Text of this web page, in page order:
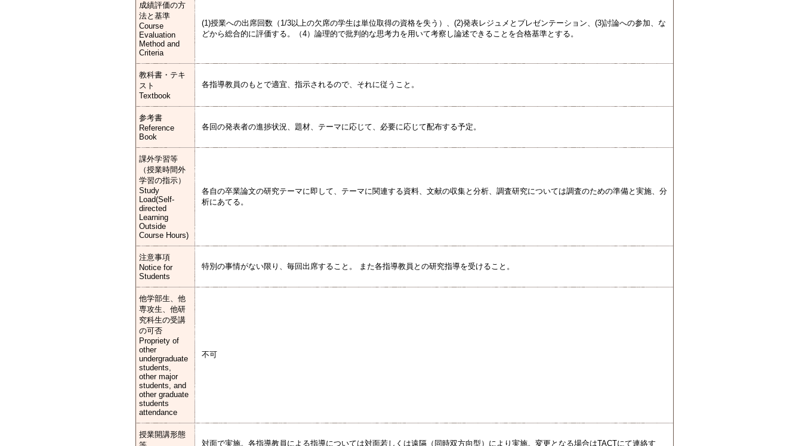
成績評価の方
法と基準
Course
Evaluation
Method and
Criteria
(1)授業への出席回数（1/3以上の欠席の学生は単位取得の資格を失う）、(2)発表レジュメとプレゼンテーション、(3)討論への参加、な
どから総合的に評価する。（4）論理的で批判的な思考力を用いて考察し論述できることを合格基準とする。
教科書・テキ
スト
Textbook
各指導教員のもとで適宜、指示されるので、それに従うこと。
参考書
Reference
Book
各回の発表者の進捗状況、題材、テーマに応じて、必要に応じて配布する予定。
課外学習等
（授業時間外
学習の指示）
Study
Load(Self-
directed
Learning
Outside
Course Hours)
各自の卒業論文の研究テーマに即して、テーマに関連する資料、文献の収集と分析、調査研究については調査のための準備と実施、分
析にあてる。
注意事項
Notice for
Students
特別の事情がない限り、毎回出席すること。 また各指導教員との研究指導を受けること。
他学部生、他
専攻生、他研
究科生の受講
の可否
Propriety of
other
undergraduate
students,
other major
students, and
other graduate
students
attendance
不可
授業開講形態
対面で実施。各指導教員による指導については対面若しくは遠隔（同時双方向型）により実施。変更となる場合はTACTにて連絡す